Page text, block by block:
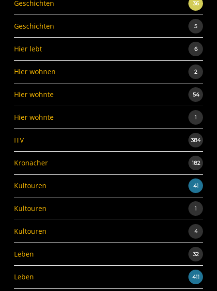
Geschichten 36
Geschichten 5
Hier lebt 6
Hier wohnen 2
Hier wohnte 54
Hier wohnte 1
ITV 384
Kronacher 182
Kultouren 41
Kultouren 1
Kultouren 4
Leben 32
Leben 411